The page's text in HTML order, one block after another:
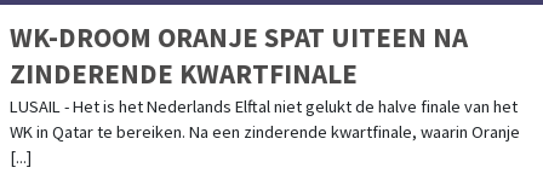
WK-DROOM ORANJE SPAT UITEEN NA
ZINDERENDE KWARTFINALE
LUSAIL - Het is het Nederlands Elftal niet gelukt de halve finale van het
WK in Qatar te bereiken. Na een zinderende kwartfinale, waarin Oranje
[...]